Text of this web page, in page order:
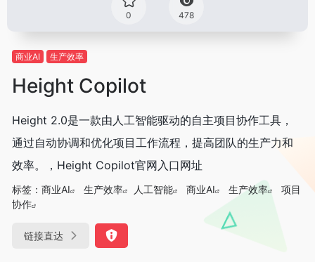
0 478
商业AI 生产效率
Height Copilot
Height 2.0是一款由人工智能驱动的自主项目协作工具，
通过自动协调和优化项目工作流程，提高团队的生产力和
效率。，Height Copilot官网入口网址
标签： 商业AI 生产效率 人工智能 商业AI 生产效率
项目
协作
链接直达